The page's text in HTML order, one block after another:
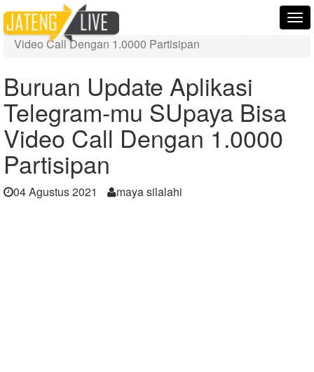
Home
Berita
Buruan Update Aplikasi Telegram-mu SUpaya Bisa
Video Call Dengan 1.0000 Partisipan
Buruan Update Aplikasi
Telegram-mu SUpaya Bisa
Video Call Dengan 1.0000
Partisipan
04 Agustus 2021 maya silalahi